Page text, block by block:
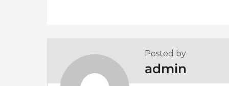
i
Posted by
admin